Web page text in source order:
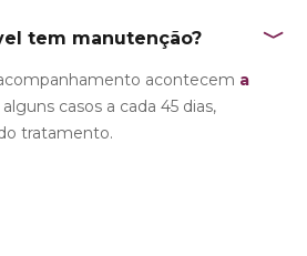
tem manutenção? ﹀
acontecem a
casos a cada 45 dias,
tratamento.